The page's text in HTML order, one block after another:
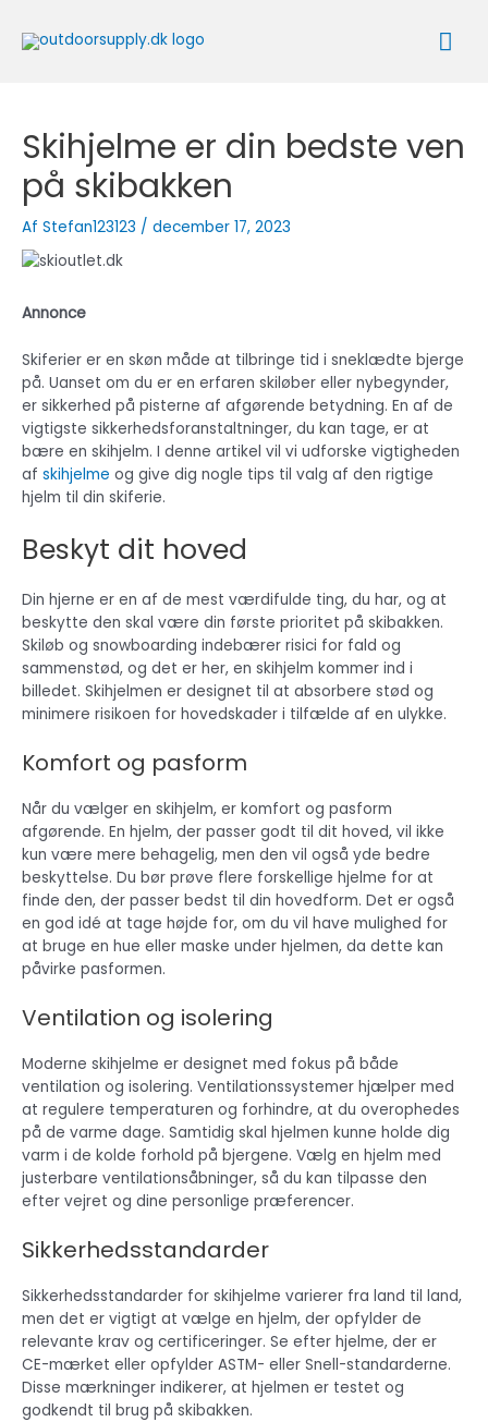
indholdet
Skihjelme er din bedste ven
på skibakken
Af Stefan123123 / december 17, 2023
Annonce
Skiferier er en skøn måde at tilbringe tid i sneklædte bjerge
på. Uanset om du er en erfaren skiløber eller nybegynder,
er sikkerhed på pisterne af afgørende betydning. En af de
vigtigste sikkerhedsforanstaltninger, du kan tage, er at
bære en skihjelm. I denne artikel vil vi udforske vigtigheden
af skihjelme og give dig nogle tips til valg af den rigtige
hjelm til din skiferie.
Beskyt dit hoved
Din hjerne er en af ​​de mest værdifulde ting, du har, og at
beskytte den skal være din første prioritet på skibakken.
Skiløb og snowboarding indebærer risici for fald og
sammenstød, og det er her, en skihjelm kommer ind i
billedet. Skihjelmen er designet til at absorbere stød og
minimere risikoen for hovedskader i tilfælde af en ulykke.
Komfort og pasform
Når du vælger en skihjelm, er komfort og pasform
afgørende. En hjelm, der passer godt til dit hoved, vil ikke
kun være mere behagelig, men den vil også yde bedre
beskyttelse. Du bør prøve flere forskellige hjelme for at
finde den, der passer bedst til din hovedform. Det er også
en god idé at tage højde for, om du vil have mulighed for
at bruge en hue eller maske under hjelmen, da dette kan
påvirke pasformen.
Ventilation og isolering
Moderne skihjelme er designet med fokus på både
ventilation og isolering. Ventilationssystemer hjælper med
at regulere temperaturen og forhindre, at du overophedes
på de varme dage. Samtidig skal hjelmen kunne holde dig
varm i de kolde forhold på bjergene. Vælg en hjelm med
justerbare ventilationsåbninger, så du kan tilpasse den
efter vejret og dine personlige præferencer.
Sikkerhedsstandarder
Sikkerhedsstandarder for skihjelme varierer fra land til land,
men det er vigtigt at vælge en hjelm, der opfylder de
relevante krav og certificeringer. Se efter hjelme, der er
CE-mærket eller opfylder ASTM- eller Snell-standarderne.
Disse mærkninger indikerer, at hjelmen er testet og
godkendt til brug på skibakken.